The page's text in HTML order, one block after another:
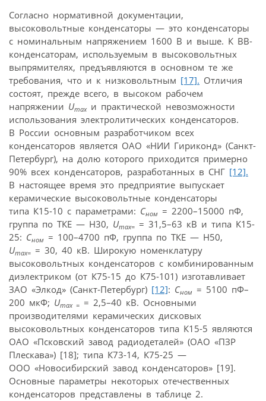
Согласно нормативной документации,
высоковольтные конденсаторы — это конденсаторы
с номинальным напряжением 1600 В и выше. К ВВ-
конденсаторам, используемым в высоковольтных
выпрямителях, предъявляются в основном те же
требования, что и к низковольтным [17]. Отличия
состоят, прежде всего, в высоком рабочем
напряжении Umaxи практической невозможности
использования электролитических конденсаторов.
В России основным разработчиком всех
конденсаторов является ОАО «НИИ Гириконд» (Санкт-
Петербург), на долю которого приходится примерно
90% всех конденсаторов, разработанных в СНГ [12].
В настоящее время это предприятие выпускает
керамические высоковольтные конденсаторы
типа К15-10 с параметрами: Cном = 2200–15000 пФ,
группа по ТКЕ — Н30, Umax= = 31,5–63 кВ и типа К15-
25: Cном = 100–4700 пФ, группа по ТКЕ — Н50,
Umax= = 30, 40 кВ. Широкую номенклатуру
высоковольтных конденсаторов с комбинированным
диэлектриком (от К75-15 до К75-101) изготавливает
ЗАО «Элкод» (Санкт-Петербург) [12]: Cном = 5100 пФ–
200 мкФ; Umax = = 2,5–40 кВ. Основными
производителями керамических дисковых
высоковольтных конденсаторов типа К15-5 являются
ОАО «Псковский завод радиодеталей» (ОАО «ПЗР
Плескава») [18]; типа К73-14, К75-25 —
ООО «Новосибирский завод конденсаторов» [19].
Основные параметры некоторых отечественных
конденсаторов представлены в таблице 2.